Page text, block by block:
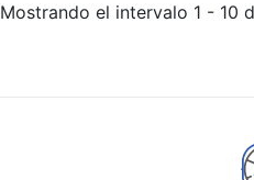
Mostrando el intervalo 1 - 10